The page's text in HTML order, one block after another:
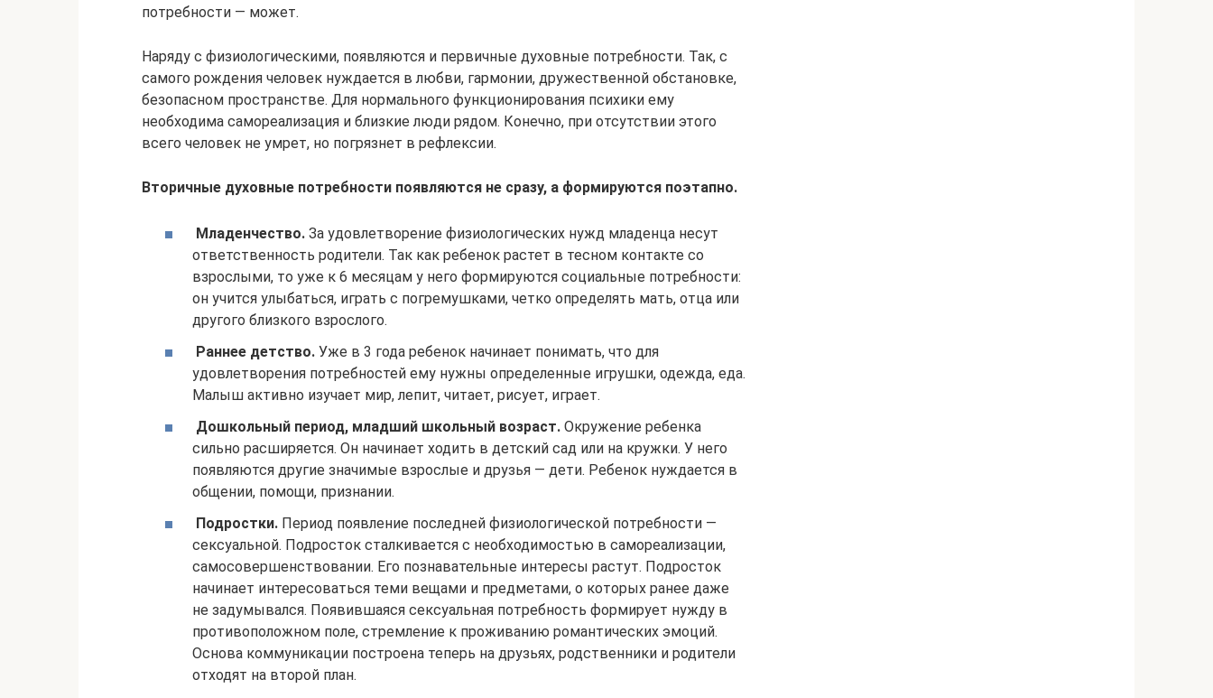
потребности — может.
Наряду с физиологическими, появляются и первичные духовные потребности. Так, с
самого рождения человек нуждается в любви, гармонии, дружественной обстановке,
безопасном пространстве. Для нормального функционирования психики ему
необходима самореализация и близкие люди рядом. Конечно, при отсутствии этого
всего человек не умрет, но погрязнет в рефлексии.
Вторичные духовные потребности появляются не сразу, а формируются поэтапно.
Младенчество. За удовлетворение физиологических нужд младенца несут
ответственность родители. Так как ребенок растет в тесном контакте со
взрослыми, то уже к 6 месяцам у него формируются социальные потребности:
он учится улыбаться, играть с погремушками, четко определять мать, отца или
другого близкого взрослого.
Раннее детство. Уже в 3 года ребенок начинает понимать, что для
удовлетворения потребностей ему нужны определенные игрушки, одежда, еда.
Малыш активно изучает мир, лепит, читает, рисует, играет.
Дошкольный период, младший школьный возраст. Окружение ребенка
сильно расширяется. Он начинает ходить в детский сад или на кружки. У него
появляются другие значимые взрослые и друзья — дети. Ребенок нуждается в
общении, помощи, признании.
Подростки. Период появление последней физиологической потребности —
сексуальной. Подросток сталкивается с необходимостью в самореализации,
самосовершенствовании. Его познавательные интересы растут. Подросток
начинает интересоваться теми вещами и предметами, о которых ранее даже
не задумывался. Появившаяся сексуальная потребность формирует нужду в
противоположном поле, стремление к проживанию романтических эмоций.
Основа коммуникации построена теперь на друзьях, родственники и родители
отходят на второй план.